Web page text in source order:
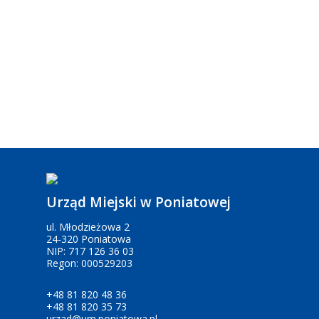
Urząd Miejski w Poniatowej
ul. Młodzieżowa 2
24-320 Poniatowa
NIP: 717 126 36 03
Regon: 000529203
+48 81 820 48 36
+48 81 820 35 73